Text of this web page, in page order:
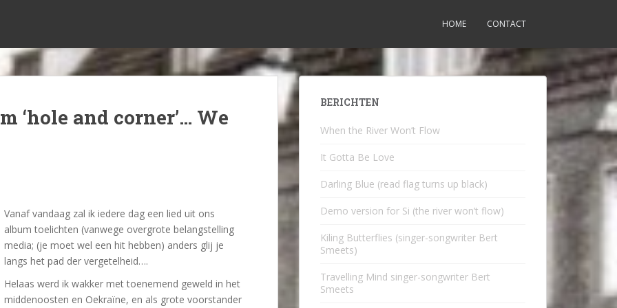
HOME CONTACT
‘hole and corner’… We
Vanaf vandaag zal ik iedere dag een lied uit ons
album toelichten (vanwege overgrote belangstelling
media; (je moet wel een hit hebben) anders glij je
langs het pad der vergetelheid….
Helaas werd ik wakker met toenemend geweld in het
middenoosten en Oekraïne, en als grote voorstander
BERICHTEN
When the River Won’t Flow
It Gotta Be Love
Darling Blue (read flag turns up black)
Demo version for Si (the river won’t flow)
Kiling Butterflies (singer-songwriter Bert
Smeets)
Travelling Mind singer-songwriter Bert
Smeets